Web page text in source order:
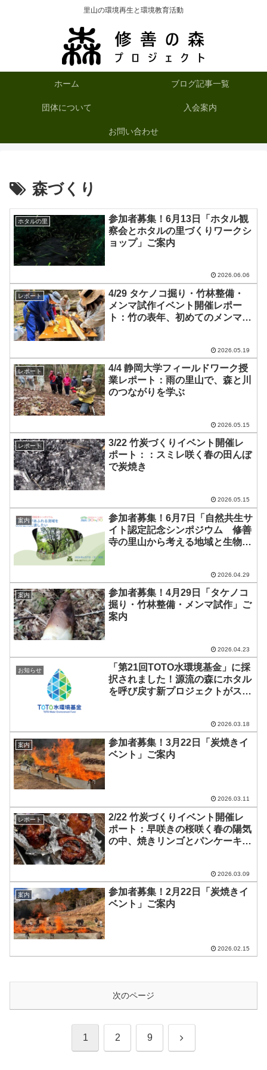
里山の環境再生と環境教育活動
ホーム ブログ記事一覧
団体について 入会案内
お問い合わせ
森づくり
ホタルの里
参加者募集！6月13日「ホタル観
察会とホタルの里づくりワークシ
ョップ」ご案内
2026.06.06
レポート
4/29 タケノコ掘り・竹林整備・
メンマ試作イベント開催レポー
ト：竹の表年、初めてのメンマを
2026.05.19
レポート
4/4 静岡大学フィールドワーク授
業レポート：雨の里山で、森と川
のつながりを学ぶ
2026.05.15
レポート
3/22 竹炭づくりイベント開催レ
ポート：：スミレ咲く春の田んぼ
で炭焼き
2026.05.15
案内
参加者募集！6月7日「自然共生サ
イト認定記念シンポジウム 修善
寺の里山から考える地域と生物多
2026.04.29
案内
参加者募集！4月29日「タケノコ
掘り・竹林整備・メンマ試作」ご
案内
2026.04.23
お知らせ
「第21回TOTO水環境基金」に採
択されました！源流の森にホタル
を呼び戻す新プロジェクトがスタ
2026.03.18
案内
参加者募集！3月22日「炭焼きイ
ベント」ご案内
2026.03.11
レポート
2/22 竹炭づくりイベント開催レ
ポート：早咲きの桜咲く春の陽気
の中、焼きリンゴとパンケーキの
2026.03.09
案内
参加者募集！2月22日「炭焼きイ
ベント」ご案内
2026.02.15
次のページ
1 2 9 次